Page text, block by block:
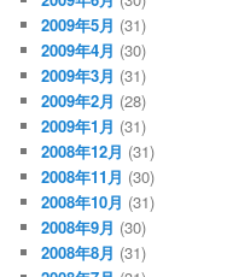
2009年5月 (31)
2009年4月 (30)
2009年3月 (31)
2009年2月 (28)
2009年1月 (31)
2008年12月 (31)
2008年11月 (30)
2008年10月 (31)
2008年9月 (30)
2008年8月 (31)